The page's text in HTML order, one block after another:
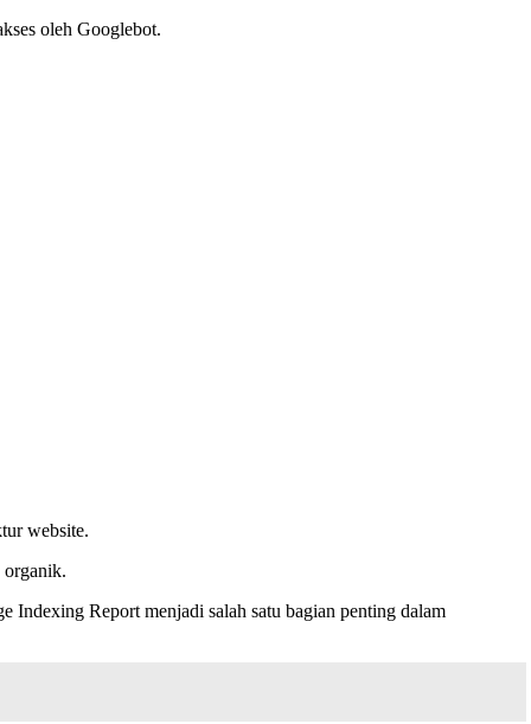
oleh Googlebot.
website.
organik.
Indexing Report menjadi salah satu bagian penting dalam